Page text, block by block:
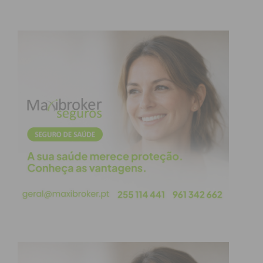
(Baloise WB Ladies), que fechou o pódio de uma
corrida que contou apenas com três participantes
Já em cadetes, Beatriz Rodrigues (Águias
Alpiarça/Triumtermica) superou a colega de equipa
Bárbara Cunha e Rita Fontinhas (Guilhabreu MTB)
na prova feminina, com 23”48’829. Ainda assim, Rita
Fontinhas segue no topo do ranking. Entre os
(Guilhabreu MTB), com 26”39’663, à frente de João